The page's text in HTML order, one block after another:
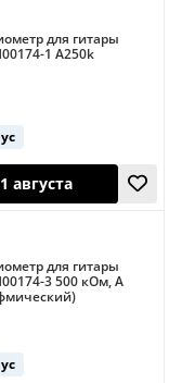
для гитары
1 A250k
для гитары
3 500 кОм, A